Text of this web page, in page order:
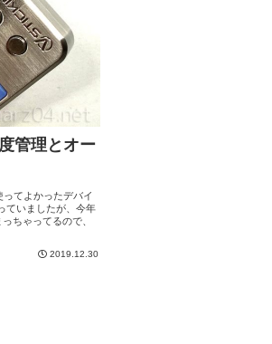
管理とオー
てよかったデバイ
ていましたが、今年
ちゃってるので、
2019.12.30